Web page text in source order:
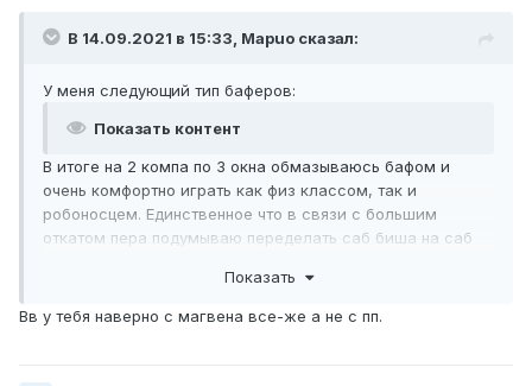
В 14.09.2021 в 15:33, Mаpuo сказал:
У меня следующий тип баферов:
Показать контент
В итоге на 2 компа по 3 окна обмазываюсь бафом и
очень комфортно играть как физ классом, так и
робоносцем. Единственное что в связи с большим
откатом пера подумываю переделать саб биша на саб
твинка не входящего в комплект саппорта.
Обычно гангаю некром под таким бафом:
Показать
Вв у тебя наверно с магвена все-же а не с пп.